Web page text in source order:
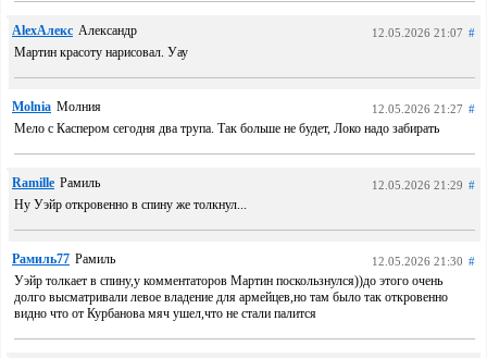
AlexАлекс Александр 12.05.2026 21:07 #
Мартин красоту нарисовал. Уау
Molnia Молния 12.05.2026 21:27 #
Мело с Каспером сегодня два трупа. Так больше не будет, Локо надо забирать
Ramille Рамиль 12.05.2026 21:29 #
Ну Уэйр откровенно в спину же толкнул...
Рамиль77 Рамиль 12.05.2026 21:30 #
Уэйр толкает в спину,у комментаторов Мартин поскользнулся))до этого очень
долго высматривали левое владение для армейцев,но там было так откровенно
видно что от Курбанова мяч ушел,что не стали палится